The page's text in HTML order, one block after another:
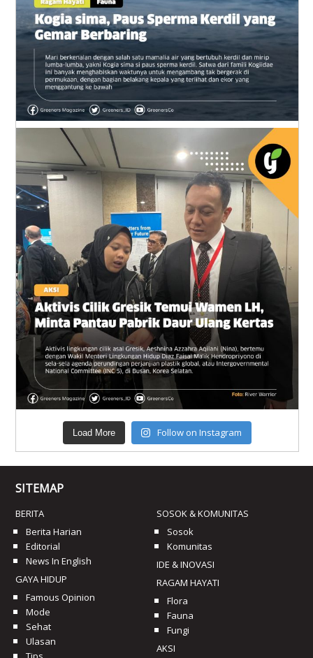
Load More Follow on Instagram
SITEMAP
BERITA
Berita Harian
Editorial
News In English
GAYA HIDUP
Famous Opinion
Mode
Sehat
Ulasan
SOSOK & KOMUNITAS
Sosok
Komunitas
IDE & INOVASI
RAGAM HAYATI
Flora
Fauna
Fungi
AKSI